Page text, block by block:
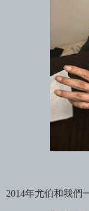
2014年尤伯和我們